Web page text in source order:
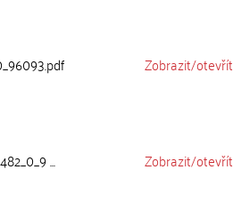
Zobrazit/otevřít
... Zobrazit/otevřít